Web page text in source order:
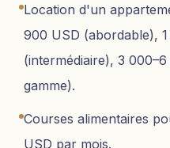
Location d'un
900 USD (abordable),
(intermédiaire), 3
gamme).
Courses alimentaires
USD par mois.